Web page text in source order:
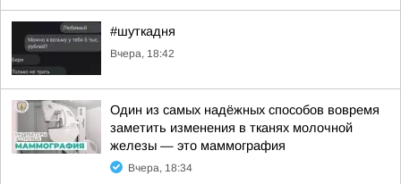
#шуткадня
Вчера, 18:42
Один из самых надёжных способов вовремя
заметить изменения в тканях молочной
железы — это маммография
Вчера, 18:34